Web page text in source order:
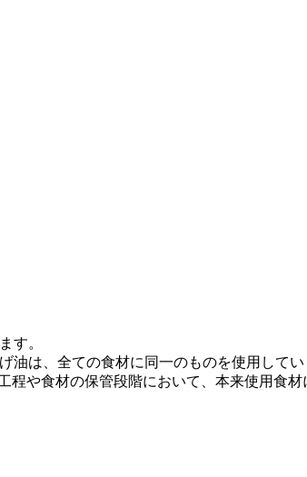
す。
油は、全ての食材に同一のものを使用して
や食材の保管段階において、本来使用食